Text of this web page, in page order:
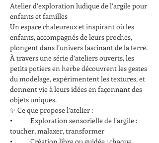
Atelier d’exploration ludique de l’argile pour
enfants et familles
Un espace chaleureux et inspirant où les
enfants, accompagnés de leurs proches,
plongent dans l’univers fascinant de la terre.
À travers une série d’ateliers ouverts, les
petits potiers en herbe découvrent les gestes
du modelage, expérimentent les textures, et
donnent vie à leurs idées en façonnant des
objets uniques.
✨ Ce que propose l’atelier :
•            Exploration sensorielle de l’argile :
toucher, malaxer, transformer
•            Création libre ou guidée : chaque